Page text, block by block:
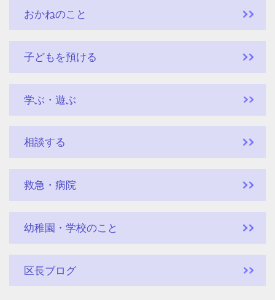
おかねのこと
子どもを預ける
学ぶ・遊ぶ
相談する
救急・病院
幼稚園・学校のこと
区長ブログ